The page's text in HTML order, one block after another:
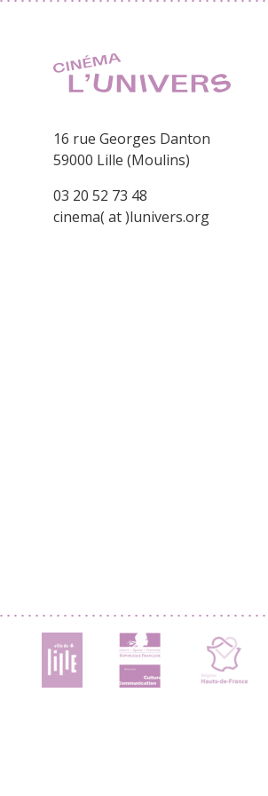
16 rue Georges Danton
59000 Lille (Moulins)
03 20 52 73 48
cinema( at )lunivers.org